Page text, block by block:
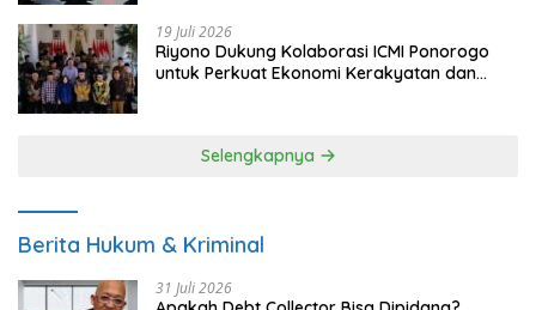
19 Juli 2026
Riyono Dukung Kolaborasi ICMI Ponorogo
untuk Perkuat Ekonomi Kerakyatan dan
Selengkapnya
Berita Hukum & Kriminal
31 Juli 2026